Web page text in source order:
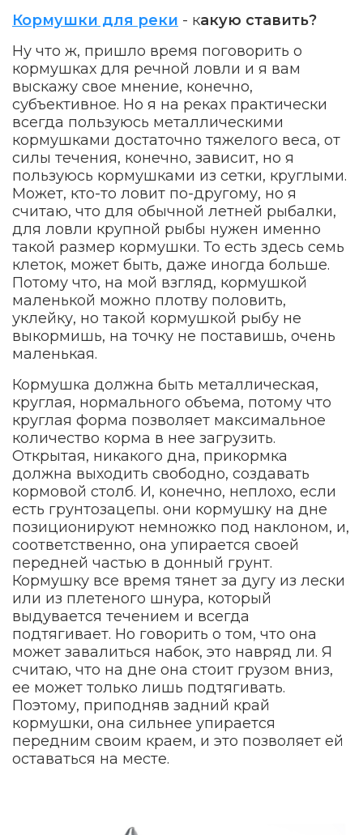
Кормушки для реки - какую ставить?
Ну что ж, пришло время поговорить о
кормушках для речной ловли и я вам
выскажу свое мнение, конечно,
субъективное. Но я на реках практически
всегда пользуюсь металлическими
кормушками достаточно тяжелого веса, от
силы течения, конечно, зависит, но я
пользуюсь кормушками из сетки, круглыми.
Может, кто-то ловит по-другому, но я
считаю, что для обычной летней рыбалки,
для ловли крупной рыбы нужен именно
такой размер кормушки. То есть здесь семь
клеток, может быть, даже иногда больше.
Потому что, на мой взгляд, кормушкой
маленькой можно плотву половить,
уклейку, но такой кормушкой рыбу не
выкормишь, на точку не поставишь, очень
маленькая.
Кормушка должна быть металлическая,
круглая, нормального объема, потому что
круглая форма позволяет максимальное
количество корма в нее загрузить.
Открытая, никакого дна, прикормка
должна выходить свободно, создавать
кормовой столб. И, конечно, неплохо, если
есть грунтозацепы. они кормушку на дне
позиционируют немножко под наклоном, и,
соответственно, она упирается своей
передней частью в донный грунт.
Кормушку все время тянет за дугу из лески
или из плетеного шнура, который
выдувается течением и всегда
подтягивает. Но говорить о том, что она
может завалиться набок, это навряд ли. Я
считаю, что на дне она стоит грузом вниз,
ее может только лишь подтягивать.
Поэтому, приподняв задний край
кормушки, она сильнее упирается
передним своим краем, и это позволяет ей
оставаться на месте.